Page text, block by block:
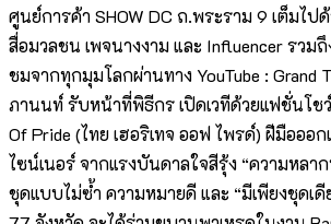
ศูนย์การค้า SHOW DC ถ.พระราม 9 เต็มไป
สื่อมวลชน เพจนางงาม และ Influencer รวม
ชมจากทุกมุมโลกผ่านทาง YouTube :
ภานนท์ รับหน้าที่พิธีกร เปิดเวทีด้วยแฟชั่นโช
Of Pride (ไทย เฮอริเทจ ออฟ ไพรด์) ฝีมือออ
ไซน์เนอร์ จากแรงบันดาลใจสีรุ้ง “ความหลา
ชุดแบบไม่ซ้ำ ความหมายดี และ “มีเพียงชุดเ